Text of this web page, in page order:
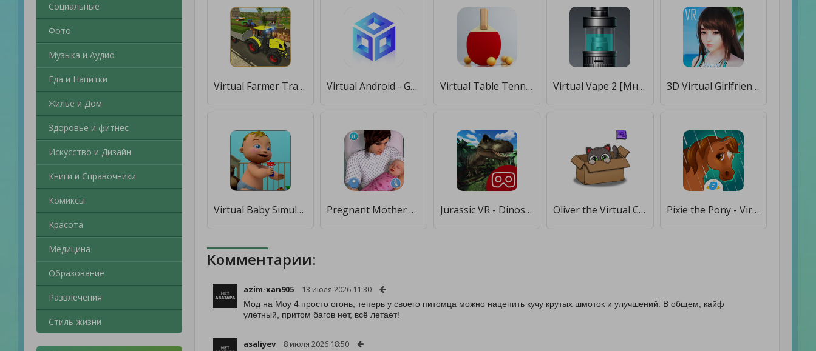
Социальные
Фото
Музыка и Аудио
Еда и Напитки
Жилье и Дом
Здоровье и фитнес
Искусство и Дизайн
Книги и Справочники
Комиксы
Красота
Медицина
Образование
Развлечения
Стиль жизни
Virtual Farmer Tractor: Modern Farm Animals Game [Unlocked] Virtual Android - Game Emulator & Dual Space [Premium] Virtual Table Tennis [Много денег] Virtual Vape 2 [Много денег] 3D Virtual Girlfriend Offline [Бесплатные покупки]
Virtual Baby Simulator Game: Baby Life Prank 2021 [Бесплатные покупки] Pregnant Mother Simulator - Virtual Pregnancy Game [Много монет] Jurassic VR - Dinos for Cardboard Virtual Reality [Много денег] Oliver the Virtual Cat [Много монет] Pixie the Pony - Virtual Pet [Много монет]
Комментарии:
azim-xan905 13 июля 2026 11:30
Мод на Moy 4 просто огонь, теперь у своего питомца можно нацепить кучу крутых шмоток и улучшений. В общем, кайф
улетный, притом багов нет, всё летает!
asaliyev 8 июля 2026 18:50